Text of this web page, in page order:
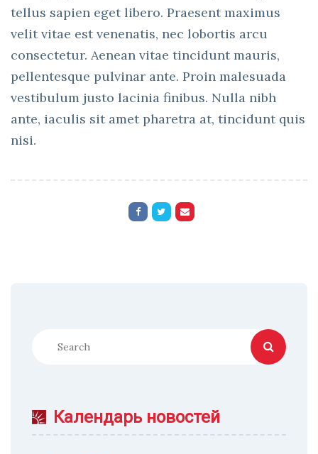
tellus sapien eget libero. Praesent maximus
velit vitae est venenatis, nec lobortis arcu
consectetur. Aenean vitae tincidunt mauris,
pellentesque pulvinar ante. Proin malesuada
vestibulum justo lacinia finibus. Nulla nibh
ante, iaculis sit amet pharetra at, tincidunt quis
nisi.
Календарь новостей